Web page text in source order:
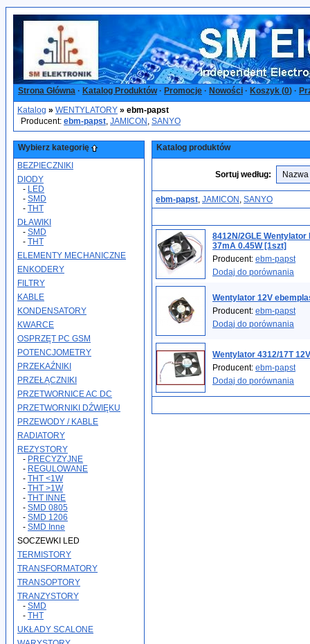
Strona Główna · Katalog Produktów· Promocje · Nowości · Koszyk (0) ·
Katalog » WENTYLATORY » ebm-papst
Producent: ebm-papst, JAMICON , SANYO
Wybierz kategorię
BEZPIECZNIKI
DIODY
- LED
- SMD
- THT
DŁAWIKI
- SMD
- THT
ELEMENTY MECHANICZNE
ENKODERY
FILTRY
KABLE
KONDENSATORY
KWARCE
OSPRZĘT PC GSM
POTENCJOMETRY
PRZEKAŹNIKI
PRZEŁĄCZNIKI
PRZETWORNICE AC DC
PRZETWORNIKI DŹWIĘKU
PRZEWODY / KABLE
RADIATORY
REZYSTORY
- PRECYZYJNE
- REGULOWANE
- THT <1W
- THT >1W
- THT INNE
- SMD 0805
- SMD 1206
- SMD Inne
SOCZEWKI LED
TERMISTORY
TRANSFORMATORY
TRANSOPTORY
TRANZYSTORY
- SMD
- THT
UKŁADY SCALONE
Katalog produktów
Sortuj według:
ebm-papst, JAMICON , SANYO
8412N/2GLE Wentylator
37mA 0.45W [1szt]
Producent: ebm-papst
Dodaj do porównania
Wentylator 12V
Producent: ebm-papst
Dodaj do porównania
Wentylator 4312/17T
Producent: ebm-papst
Dodaj do porównania